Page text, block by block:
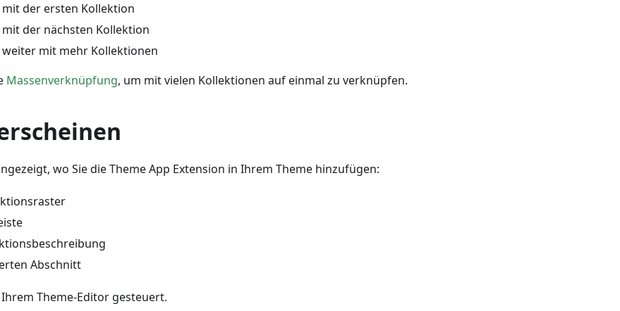
der ersten Kollektion
der nächsten Kollektion
mit mehr Kollektionen
Massenverknüpfung, um mit vielen Kollektionen auf einmal zu verknüpfen.
wo Sie die Theme App Extension in Ihrem Theme hinzufügen:
Abschnitt
Theme-Editor gesteuert.